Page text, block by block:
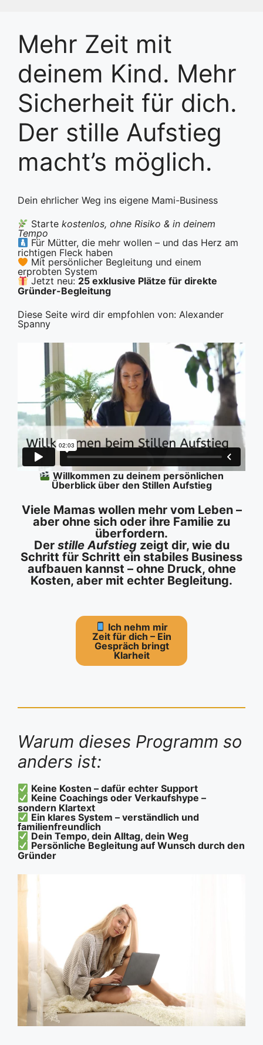
Mehr Zeit mit
deinem Kind. Mehr
Sicherheit für dich.
Der stille Aufstieg
macht’s möglich.
Dein ehrlicher Weg ins eigene Mami-Business
Startekostenlos, ohne Risiko & in deinem
Tempo
Für Mütter, die mehr wollen – und das Herz am
richtigen Fleck haben
Mit persönlicher Begleitung und einem
erprobten System
Jetzt neu: 25 exklusive Plätze für direkte
Gründer-Begleitung
Diese Seite wird dir empfohlen von: Alexander
Spanny
Willkommen zu deinem persönlichen
Überblick über den Stillen Aufstieg
Viele Mamas wollen mehr vom Leben –
aber ohne sich oder ihre Familie zu
überfordern.
Der stille Aufstiegzeigt dir, wie du
Schritt für Schritt ein stabiles Business
aufbauen kannst – ohne Druck, ohne
Kosten, aber mit echter Begleitung.
Ich nehm mir
Zeit für dich – Ein
Gespräch bringt
Klarheit
Warum dieses Programm so
anders ist:
Keine Kosten – dafür echter Support
Keine Coachings oder Verkaufshype –
sondern Klartext
Ein klares System – verständlich und
familienfreundlich
Dein Tempo, dein Alltag, dein Weg
Persönliche Begleitung auf Wunsch durch den
Gründer